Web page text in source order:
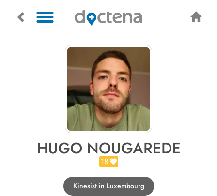
HUGO NOUGAREDE
18
Kinesist in Luxembourg